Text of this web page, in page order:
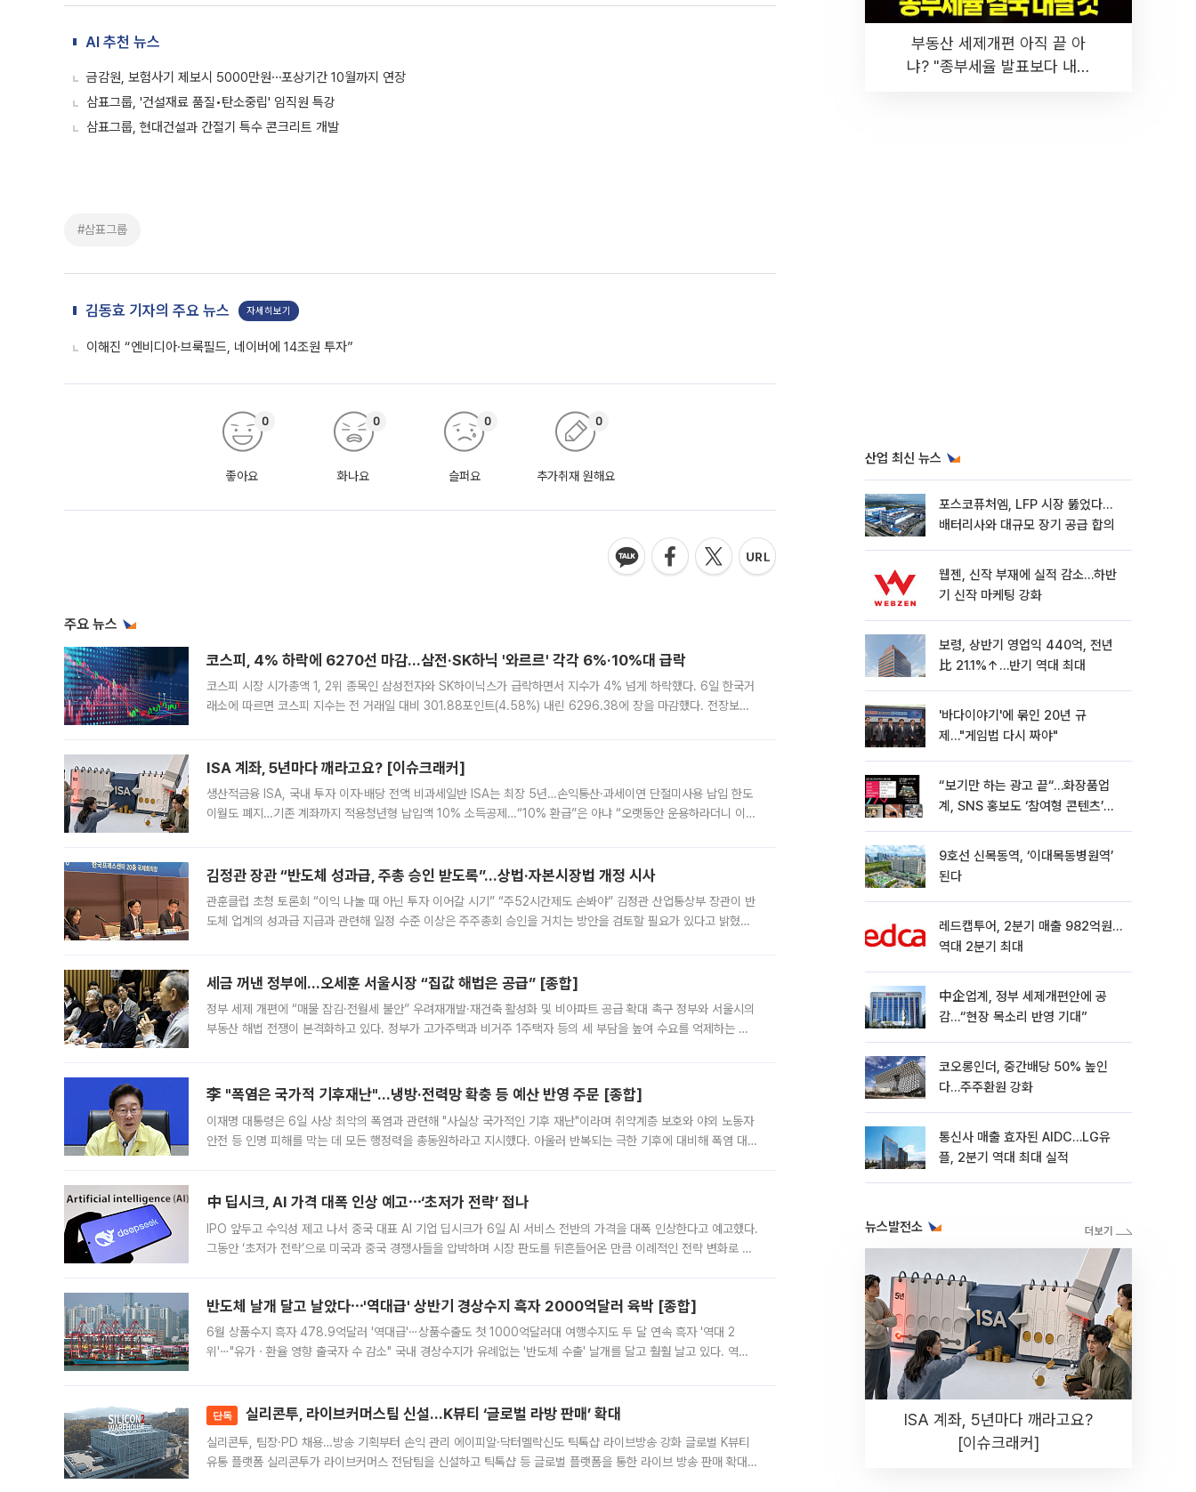
AI 추천 뉴스
금감원, 보험사기 제보시 5000만원⋯포상기간 10월까지 연장
삼표그룹, '건설재료 품질•탄소중립' 임직원 특강
삼표그룹, 현대건설과 간절기 특수 콘크리트 개발
#삼표그룹
김동효 기자의 주요 뉴스 자세히보기
이해진 “엔비디아·브룩필드, 네이버에 14조원 투자”
좋아요
0
화나요
0
슬퍼요
0
추가취재 원해요
0
주요 뉴스
코스피, 4% 하락에 6270선 마감…삼전·SK하닉 '와르르' 각각 6%·10%대 급락
코스피 시장 시가총액 1, 2위 종목인 삼성전자와 SK하이닉스가 급락하면서 지수가 4% 넘게 하락했다. 6일 한국거
래소에 따르면 코스피 지수는 전 거래일 대비 301.88포인트(4.58%) 내린 6296.38에 장을 마감했다. 전장보다
ISA 계좌, 5년마다 깨라고요? [이슈크래커]
생산적금융 ISA, 국내 투자 이자·배당 전액 비과세일반 ISA는 최장 5년…손익통산·과세이연 단절미사용 납입 한도
이월도 폐지…기존 계좌까지 적용청년형 납입액 10% 소득공제…“10% 환급”은 아냐 “오랫동안 운용하라더니 이제
김정관 장관 “반도체 성과급, 주총 승인 받도록”…상법·자본시장법 개정 시사
관훈클럽 초청 토론회 “이익 나눌 때 아닌 투자 이어갈 시기” “주52시간제도 손봐야” 김정관 산업통상부 장관이 반
도체 업계의 성과급 지급과 관련해 일정 수준 이상은 주주총회 승인을 거치는 방안을 검토할 필요가 있다고 밝혔다.
세금 꺼낸 정부에…오세훈 서울시장 “집값 해법은 공급” [종합]
정부 세제 개편에 “매물 잠김·전월세 불안” 우려재개발·재건축 활성화 및 비아파트 공급 확대 촉구 정부와 서울시의
부동산 해법 전쟁이 본격화하고 있다. 정부가 고가주택과 비거주 1주택자 등의 세 부담을 높여 수요를 억제하는 카
李 "폭염은 국가적 기후재난"…냉방·전력망 확충 등 예산 반영 주문 [종합]
이재명 대통령은 6일 사상 최악의 폭염과 관련해 "사실상 국가적인 기후 재난"이라며 취약계층 보호와 야외 노동자
안전 등 인명 피해를 막는 데 모든 행정력을 총동원하라고 지시했다. 아울러 반복되는 극한 기후에 대비해 폭염 대응
中 딥시크, AI 가격 대폭 인상 예고⋯‘초저가 전략’ 접나
IPO 앞두고 수익성 제고 나서 중국 대표 AI 기업 딥시크가 6일 AI 서비스 전반의 가격을 대폭 인상한다고 예고했다.
그동안 ‘초저가 전략’으로 미국과 중국 경쟁사들을 압박하며 시장 판도를 뒤흔들어온 만큼 이례적인 전략 변화로 평
반도체 날개 달고 날았다⋯'역대급' 상반기 경상수지 흑자 2000억달러 육박 [종합]
6월 상품수지 흑자 478.9억달러 '역대급'⋯상품수출도 첫 1000억달러대 여행수지도 두 달 연속 흑자 '역대 2
위'⋯"유가ㆍ환율 영향 출국자 수 감소" 국내 경상수지가 유례없는 '반도체 수출' 날개를 달고 훨훨 날고 있다. 역대
단독 실리콘투, 라이브커머스팀 신설…K뷰티 ‘글로벌 라방 판매’ 확대
실리콘투, 팀장·PD 채용…방송 기획부터 손익 관리 에이피알·닥터멜락신도 틱톡샵 라이브방송 강화 글로벌 K뷰티
유통 플랫폼 실리콘투가 라이브커머스 전담팀을 신설하고 틱톡샵 등 글로벌 플랫폼을 통한 라이브 방송 판매 확대에
부동산 세제개편 아직 끝 아
냐? "종부세율 발표보다 내릴
산업 최신 뉴스
포스코퓨처엠, LFP 시장 뚫었다…
배터리사와 대규모 장기 공급 합의
웹젠, 신작 부재에 실적 감소…하반
기 신작 마케팅 강화
보령, 상반기 영업익 440억, 전년
比 21.1%↑…반기 역대 최대
'바다이야기'에 묶인 20년 규
제…"게임법 다시 짜야"
“보기만 하는 광고 끝“…화장품업
계, SNS 홍보도 ‘참여형 콘텐츠’로
9호선 신목동역, ‘이대목동병원역’
된다
레드캡투어, 2분기 매출 982억원…
역대 2분기 최대
中企업계, 정부 세제개편안에 공
감…“현장 목소리 반영 기대”
코오롱인더, 중간배당 50% 높인
다…주주환원 강화
통신사 매출 효자된 AIDC…LG유
플, 2분기 역대 최대 실적
뉴스발전소
ISA 계좌, 5년마다 깨라고요?
[이슈크래커]